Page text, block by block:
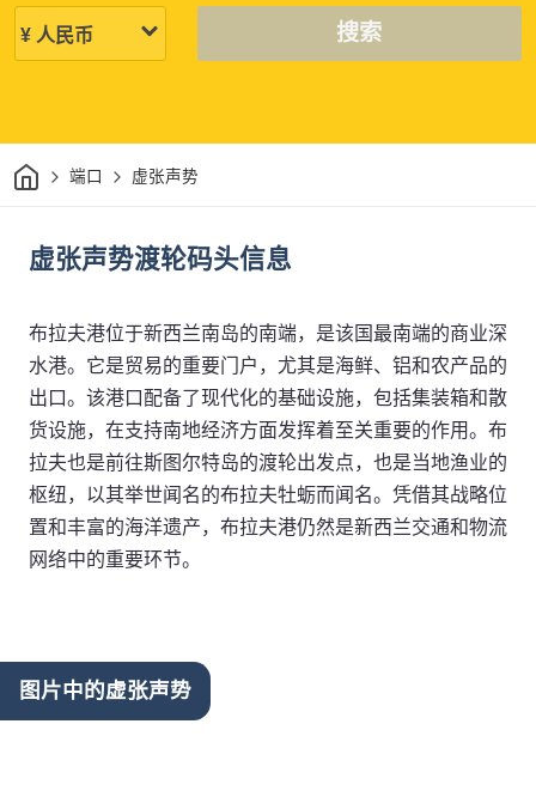
搜索
家 端口 虚张声势
虚张声势渡轮码头信息
布拉夫港位于新西兰南岛的南端，是该国最南端的商业深
水港。它是贸易的重要门户，尤其是海鲜、铝和农产品的
出口。该港口配备了现代化的基础设施，包括集装箱和散
货设施，在支持南地经济方面发挥着至关重要的作用。布
拉夫也是前往斯图尔特岛的渡轮出发点，也是当地渔业的
枢纽，以其举世闻名的布拉夫牡蛎而闻名。凭借其战略位
置和丰富的海洋遗产，布拉夫港仍然是新西兰交通和物流
网络中的重要环节。
图片中的虚张声势